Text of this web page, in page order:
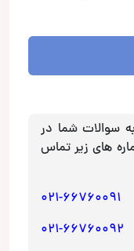
سوالات شما در
های زیر تماس
021-66760091
021-66760092